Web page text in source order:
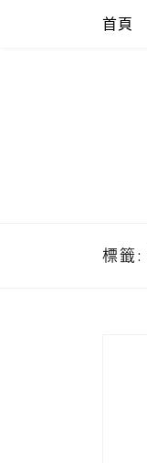
首頁
標籤: